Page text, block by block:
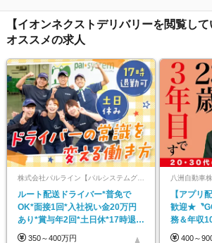
【イオンネクストデリバリーを閲覧して
オススメの求人
株式会社パルライン【パルシステムグループ】
ルート配送ドライバー*普免で
OK*面接1回*入社祝い金20万円
あり*賞与年2回*土日休*17時退社
可
350～400万円
八洲自動車
【アプリ
歓迎★〝
務＆年収
／土日休
400～